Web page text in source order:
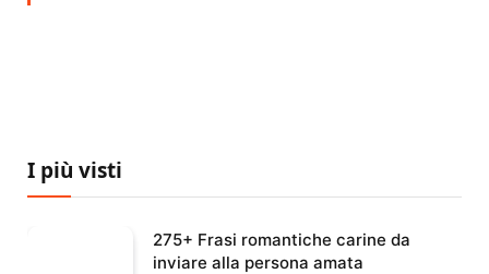
I più visti
275+ Frasi romantiche carine da
inviare alla persona amata